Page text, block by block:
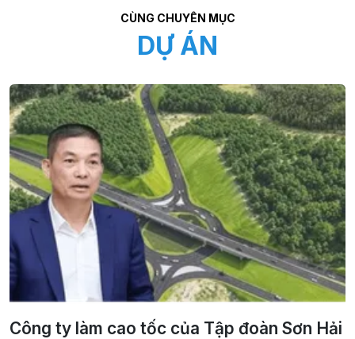
CÙNG CHUYÊN MỤC
DỰ ÁN
Công ty làm cao tốc của Tập đoàn Sơn Hải